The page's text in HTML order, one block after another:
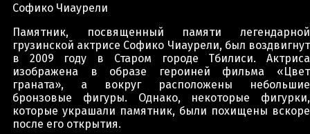
Софико Чиаурели
Памятник, посвященный памяти легендарной
грузинской актрисе Софико Чиаурели, был воздвигнут
в 2009 году в Старом городе Тбилиси. Актриса
изображена в образе героиней фильма «Цвет
граната», а вокруг расположены небольшие
бронзовые фигуры. Однако, некоторые фигурки,
которые украшали памятник, были похищены вскоре
после его открытия.